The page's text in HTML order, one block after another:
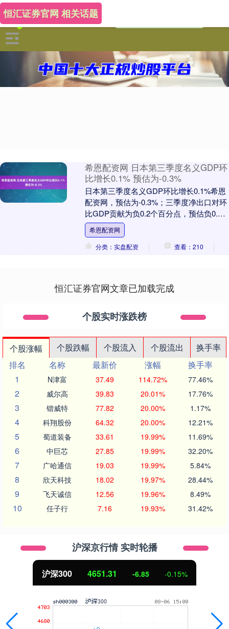
恒汇证券官网 相关话题
希恩配资网 日本第三季度名义GDP环
比增长0.1% 预估为-0.3%
日本第三季度名义GDP环比增长0.1%希恩
配资网，预估为-0.3%；三季度净出口对环
比GDP贡献为负0.2个百分点，预估负0.3
个百分点。....
希恩配资网
分类：实盘配资
查看：210
恒汇证券官网文章已加载完成
个股实时涨跌榜
个股涨幅 个股跌幅 个股流入 个股流出
换手率
排名
名称 最新价 涨幅
换手率
1
N津富 37.49 114.72% 77.46%
2 威尔高 39.83 20.01% 17.76%
3 锴威特 77.82 20.00% 1.17%
4 科翔股份 64.32 20.00% 12.21%
5 蜀道装备 33.61 19.99% 11.69%
6 中巨芯 27.85 19.99% 32.20%
7 广哈通信 19.03 19.99% 5.84%
8 欣天科技 18.02 19.97% 28.44%
9 飞天诚信 12.56 19.96% 8.49%
10 任子行 7.16 19.93% 31.42%
沪深京行情 实时轮播
沪深300 4651.31 -6.85 -0.15%